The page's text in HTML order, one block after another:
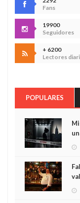
Fans
19900
Seguidores
+ 6200
Lectores
POPULARES